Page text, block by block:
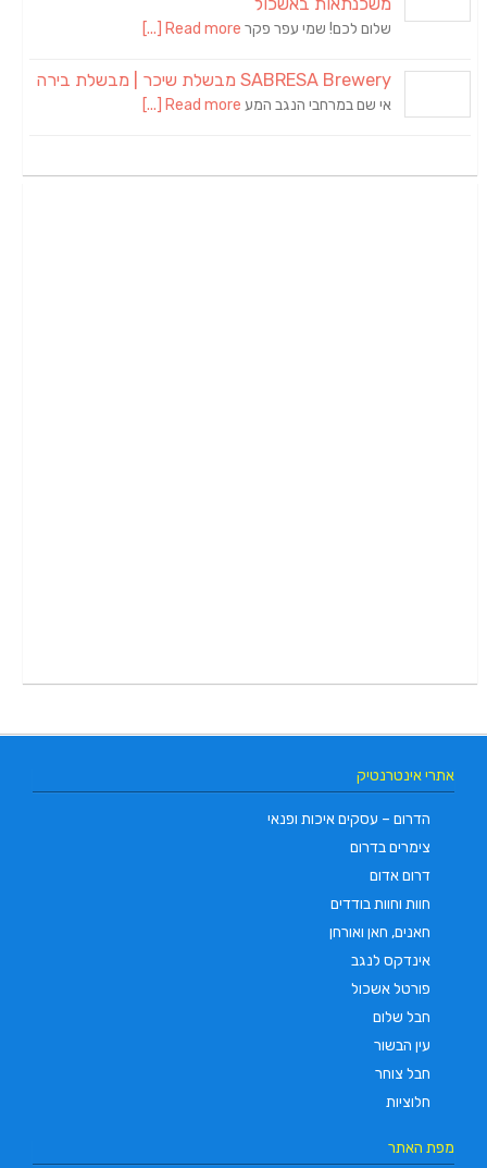
שלום לכם! שמי עפר פקר Read more [...]
SABRESA Brewery מבשלת שיכר | מבשלת בירה
אי שם במרחבי הנגב המע Read more [...]
אתרי אינטרנטיק
הדרום – עסקים איכות ופנאי
צימרים בדרום
דרום אדום
חוות וחוות בודדים
חאנים, חאן ואורחן
אינדקס לנגב
פורטל אשכול
חבל שלום
עין הבשור
חבל צוחר
חלוציות
מפת האתר